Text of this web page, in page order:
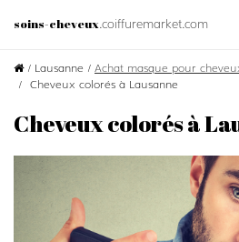
soins-cheveux.coiffuremarket.com
/ Lausanne / Achat masque pour
Cheveux colorés à Lausanne
Cheveux colorés à